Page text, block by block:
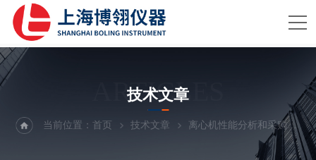
ARTICLES
技术文章
当前位置：首页 技术文章 离心机性能分析和采购指导